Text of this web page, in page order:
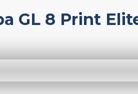
GL 8 Print